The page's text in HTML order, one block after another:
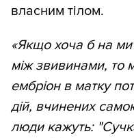
власним тілом.
«Якщо хоча б на
між звивинами, то
ембріон в матку
дій, вчинених
люди кажуть: